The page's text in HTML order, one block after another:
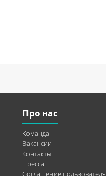
Про нас
Команда
Вакансии
Контакты
Пресса
Соглашение пользователя